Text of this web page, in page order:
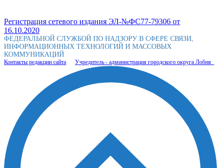
Регистрация сетевого издания ЭЛ-№ФС77-79306 от
16.10.2020
ФЕДЕРАЛЬНОЙ СЛУЖБОЙ ПО НАДЗОРУ В СФЕРЕ СВЯЗИ,
ИНФОРМАЦИОННЫХ ТЕХНОЛОГИЙ И МАССОВЫХ
КОММУНИКАЦИЙ
Контакты редакции сайта Учредитель - администрация городского округа Лобня